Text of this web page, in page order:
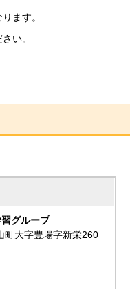
ます。
い。
グループ
大字豊場字新栄260